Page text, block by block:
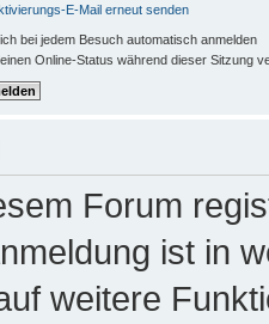
E-Mail erneut senden
bei jedem Besuch automatisch anmelden
Online-Status während dieser Sitzung
Forum
ist in
weitere